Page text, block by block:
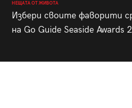
НЕЩАТА ОТ ЖИВОТА
Избери своите фаворити
на Go Guide Seaside Awards